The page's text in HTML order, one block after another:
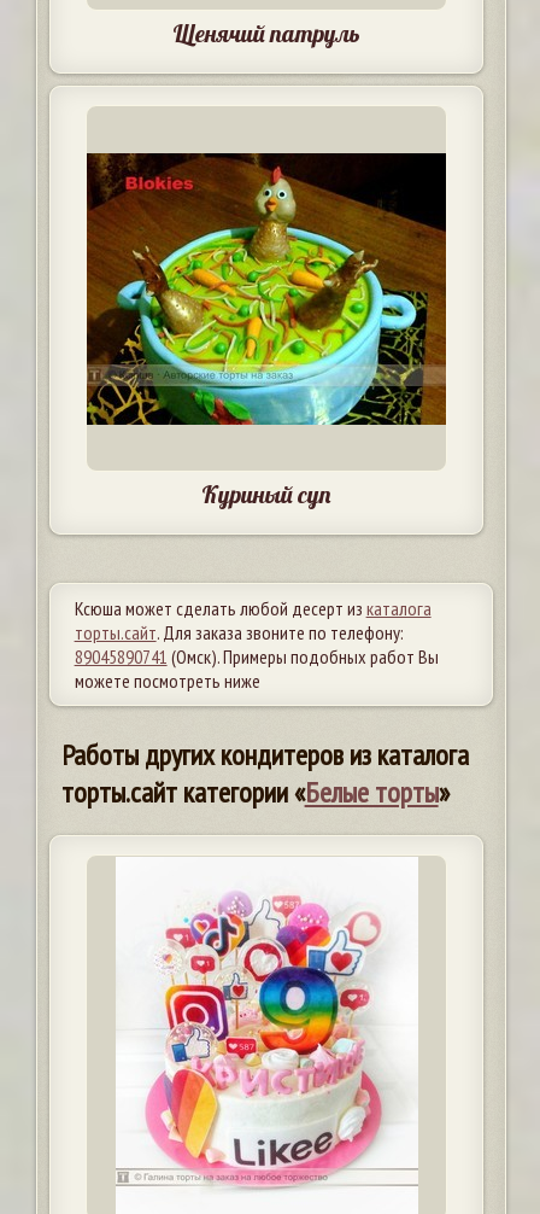
Щенячий патруль
Куриный суп
Ксюша может сделать любой десерт из каталога
торты.сайт. Для заказа звоните по телефону:
89045890741 (Омск). Примеры подобных работ Вы
можете посмотреть ниже
Работы других кондитеров из каталога
торты.сайт категории «Белые торты»